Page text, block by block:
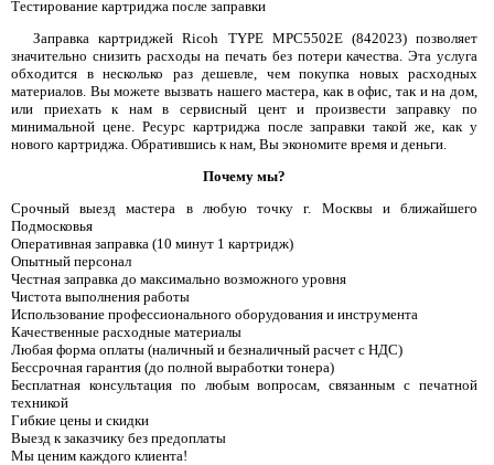
Тестирование картриджа после заправки
Заправка картриджей Ricoh TYPE MPC5502E (842023) позволяет
значительно снизить расходы на печать без потери качества. Эта услуга
обходится в несколько раз дешевле, чем покупка новых расходных
материалов. Вы можете вызвать нашего мастера, как в офис, так и на дом,
или приехать к нам в сервисный цент и произвести заправку по
минимальной цене. Ресурс картриджа после заправки такой же, как у
нового картриджа. Обратившись к нам, Вы экономите время и деньги.
Почему мы?
Срочный выезд мастера в любую точку г. Москвы и ближайшего
Подмосковья
Оперативная заправка (10 минут 1 картридж)
Опытный персонал
Честная заправка до максимально возможного уровня
Чистота выполнения работы
Использование профессионального оборудования и инструмента
Качественные расходные материалы
Любая форма оплаты (наличный и безналичный расчет с НДС)
Бессрочная гарантия (до полной выработки тонера)
Бесплатная консультация по любым вопросам, связанным с печатной
техникой
Гибкие цены и скидки
Выезд к заказчику без предоплаты
Мы ценим каждого клиента!